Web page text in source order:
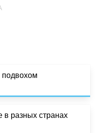
подвохом
в разных странах